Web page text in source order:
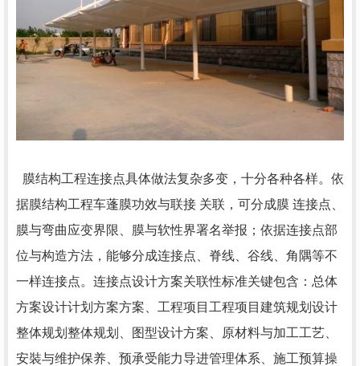
膜结构工程连接点具体做法复杂多变，十分各种各样。依
据膜结构工程车蓬膜功效与联接 关联，可分成膜 连接点、
膜与弯曲应变界限、膜与软性界署名举报；依据连接点部
位与构造方法，能够分成连接点、脊线、谷线、角隅等不
一样连接点。连接点设计方案关联性标准关键包含：总体
方案设计计划方案方案、工程项目工程项目建筑规划设计
整体规划整体规划、图型设计方案、原材料与加工工艺、
安裝与维护保养、预承受能力导进管理体系、施工预算操